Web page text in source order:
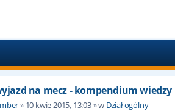
na mecz - kompendium wiedzy
» 10 kwie 2015, 13:03» w Dział ogólny